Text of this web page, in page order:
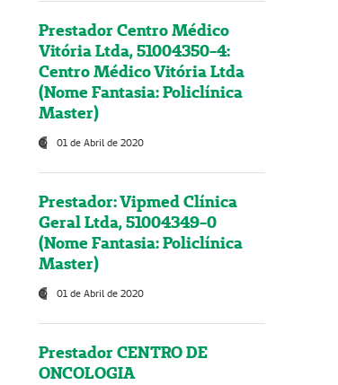
Prestador Centro Médico
Vitória Ltda, 51004350-4:
Centro Médico Vitória Ltda
(Nome Fantasia: Policlínica
Master)
01 de Abril de 2020
Prestador: Vipmed Clínica
Geral Ltda, 51004349-0
(Nome Fantasia: Policlínica
Master)
01 de Abril de 2020
Prestador CENTRO DE
ONCOLOGIA